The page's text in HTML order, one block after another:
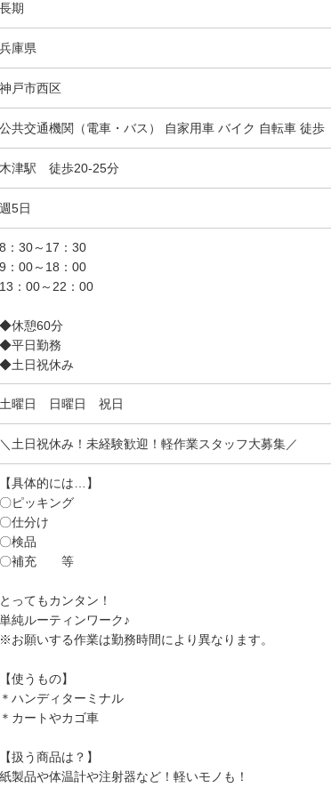
長期
兵庫県
神戸市西区
公共交通機関（電車・バス） 自家用車 バイク 自転車 徒歩
木津駅 徒歩20-25分
週5日
8：30～17：30
9：00～18：00
13：00～22：00
◆休憩60分
◆平日勤務
◆土日祝休み
土曜日 日曜日 祝日
＼土日祝休み！未経験歓迎！軽作業スタッフ大募集／
【具体的には…】
〇ピッキング
〇仕分け
〇検品
〇補充 等
とってもカンタン！
単純ルーティンワーク♪
※お願いする作業は勤務時間により異なります。
【使うもの】
＊ハンディターミナル
＊カートやカゴ車
【扱う商品は？】
紙製品や体温計や注射器など！軽いモノも！